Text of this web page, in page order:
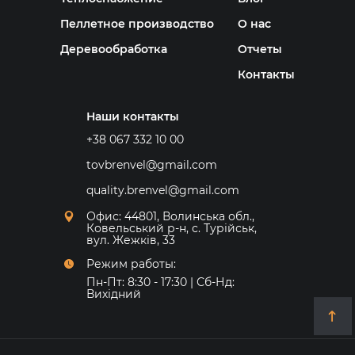
Пеллетное производство
Деревообработка
О нас
Отчеты
Контакты
Наши контакты
+38 067 332 10 00
tovbrenvel@gmail.com
quality.brenvel@gmail.com
Офис: 44801, Волинська обл.,
Ковельський р-н, с. Турійськ,
вул. Жежків, 33
Режим работы:
Пн-Пт: 8:30 - 17:30 | Сб-Нд:
Вихідний